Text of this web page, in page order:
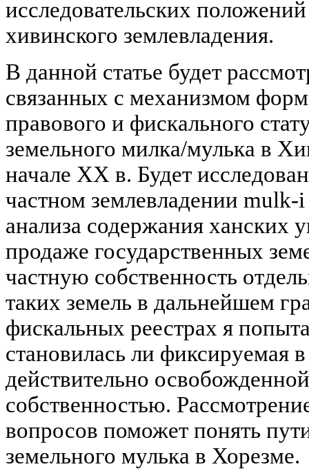
исследовательских
хивинского землевладения.
В данной статье будет
связанных с механизмом
правового и фискального
земельного милка/мулька в
начале XX в. Будет
частном землевладении
анализа содержания ханских
продаже государственных
частную собственность
таких земель в дальнейшем
фискальных реестрах я
становилась ли фиксируемая
действительно
собственностью.
вопросов поможет понять
земельного мулька в Хорезме.